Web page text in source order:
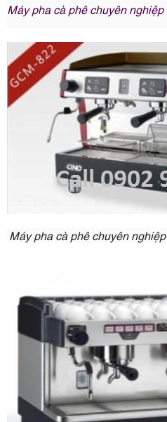
Máy pha cà phê chuyên nghiệp
Máy pha cà phêchuyên nghiệp